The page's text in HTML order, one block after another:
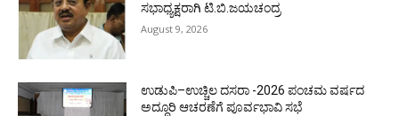
ಸಭಾಧ್ಯಕ್ಷರಾಗಿ ಟಿ.ಬಿ.ಜಯಚಂದ್ರ
August 9, 2026
ಉಡುಪಿ–ಉಚ್ಚಿಲ ದಸರಾ -2026 ಪಂಚಮ ವರ್ಷದ
ಅದ್ಧೂರಿ ಆಚರಣೆಗೆ ಪೂರ್ವಭಾವಿ ಸಭೆ